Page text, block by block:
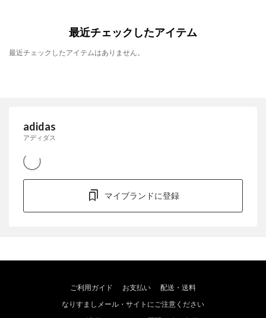
最近チェックしたアイテム
最近チェックしたアイテムはありません。
adidas
アディダス
マイブランドに登録
ご利用ガイド お支払い
配送・送料
なりすましメール・サイトにご注意ください